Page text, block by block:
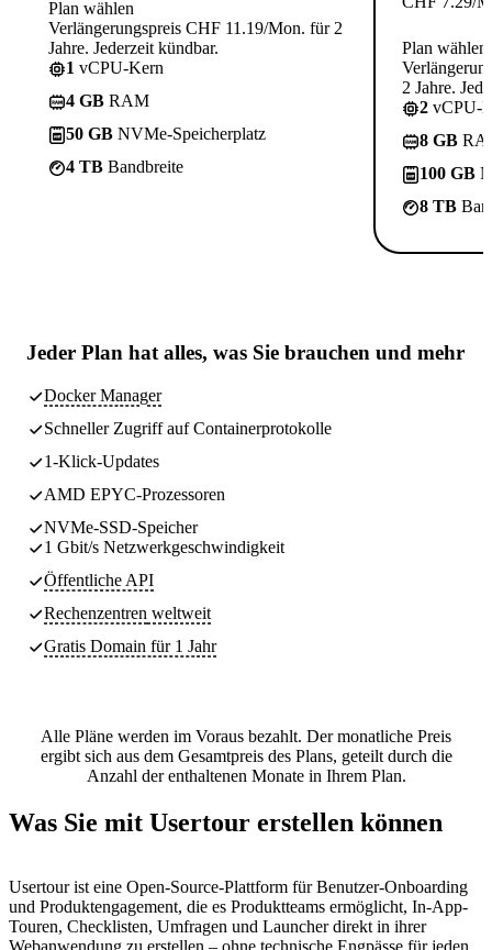
Plan wählen
Verlängerungspreis CHF 11.19/Mon. für 2
Jahre. Jederzeit kündbar.
1 vCPU-Kern
4 GB RAM
50 GB NVMe-Speicherplatz
4 TB Bandbreite
Plan wählen
2 Jahre.
2 vCPU-
8 GB
100 GB
8 TB
Jeder Plan hat alles, was Sie brauchen und mehr
Docker Manager
Schneller Zugriff auf Containerprotokolle
1-Klick-Updates
AMD EPYC-Prozessoren
NVMe-SSD-Speicher
1 Gbit/s Netzwerkgeschwindigkeit
Öffentliche API
Rechenzentren weltweit
Gratis Domain für 1 Jahr
Alle Pläne werden im Voraus bezahlt. Der monatliche Preis
ergibt sich aus dem Gesamtpreis des Plans, geteilt durch die
Anzahl der enthaltenen Monate in Ihrem Plan.
Was Sie mit Usertour erstellen können
Usertour ist eine Open-Source-Plattform für Benutzer-Onboarding
und Produktengagement, die es Produktteams ermöglicht, In-App-
Touren, Checklisten, Umfragen und Launcher direkt in ihrer
Webanwendung zu erstellen – ohne technische Engpässe für jeden